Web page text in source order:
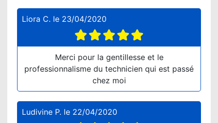
Liora C. le 23/04/2020
Merci pour la gentillesse et le
professionnalisme du technicien qui est passé
chez moi
Ludivine P. le 22/04/2020